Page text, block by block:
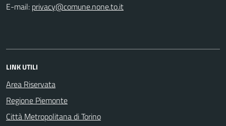
E-mail:
LINK UTILI
Area Riservata
Regione Piemonte
Città Metropolitana di Torino